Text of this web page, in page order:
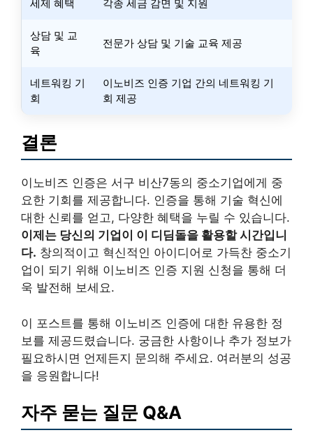
세제 혜택 각종 세금 감면 및 지원
상담 및 교
육
전문가 상담 및 기술 교육 제공
네트워킹 기
회
이노비즈 인증 기업 간의 네트워킹 기
회 제공
결론
이노비즈 인증은 서구 비산7동의 중소기업에게 중
요한 기회를 제공합니다. 인증을 통해 기술 혁신에
대한 신뢰를 얻고, 다양한 혜택을 누릴 수 있습니다.
이제는 당신의 기업이 이 디딤돌을 활용할 시간입니
다. 창의적이고 혁신적인 아이디어로 가득찬 중소기
업이 되기 위해 이노비즈 인증 지원 신청을 통해 더
욱 발전해 보세요.
이 포스트를 통해 이노비즈 인증에 대한 유용한 정
보를 제공드렸습니다. 궁금한 사항이나 추가 정보가
필요하시면 언제든지 문의해 주세요. 여러분의 성공
을 응원합니다!
자주 묻는 질문 Q&A